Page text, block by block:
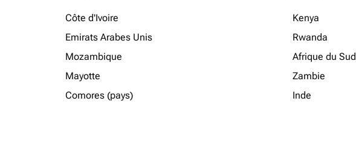
Côte d'Ivoire Kenya
Emirats Arabes Unis
Rwanda
Mozambique
Afrique du Sud
Mayotte
Zambie
Comores (pays)
Inde